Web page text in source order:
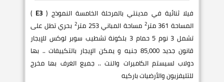
فيلا ثنائية في مدينتي بالمرحلة الخامسة النموذج ( E3
)
المساحة 361 متر
2 مساحة المباني 253 متر 2 بحري تطل على
تشمل 3 نوم 5 حمام 3 بلكونة تشطيب سوبر لوكس للإيجار
قانون جديد 85,000 جنيه و يمكن الإيجار بالتكييفات .. بها
دولاب لسيستم الكاميرات والنت .. جميع الغرف بها مخرج
للتليفزيون والأرضيات باركيه